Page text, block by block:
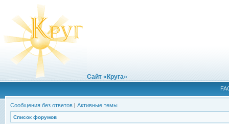
Сайт «Круга»
Сообщения без ответов | Активные темы
Список форумов